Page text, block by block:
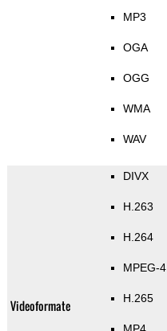
MP3
OGA
OGG
WMA
WAV
Videoformate
DIVX
H.263
H.264
MPEG-4
H.265